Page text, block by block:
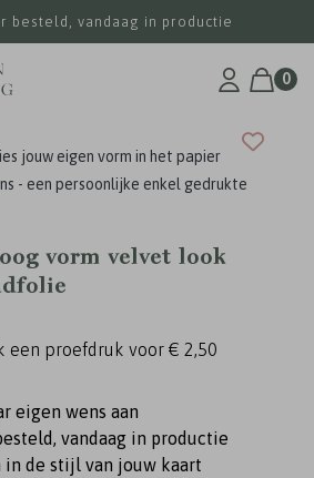
besteld, vandaag in productie
0
jouw eigen vorm in het papier
- een persoonlijke enkel gedrukte
vorm velvet look
een proefdruk voor € 2,50
eigen wens aan
vandaag in productie
in de stijl van jouw kaart